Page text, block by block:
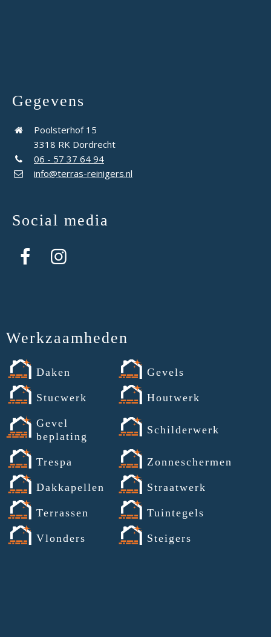
Gegevens
Poolsterhof 15
3318 RK Dordrecht
06 - 57 37 64 94
info@terras-reinigers.nl
Social media
Werkzaamheden
Daken Gevels
Stucwerk Houtwerk
Gevel
beplating
Schilderwerk
Trespa Zonneschermen
Dakkapellen Straatwerk
Terrassen Tuintegels
Vlonders Steigers